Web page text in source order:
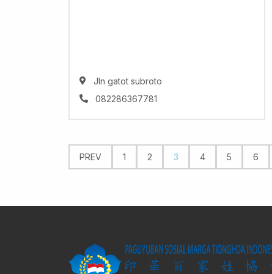
Jln gatot subroto
082286367781
PREV 1 2 3 4 5 6